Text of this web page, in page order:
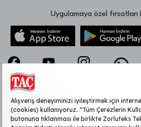
Uygulamaya özel fırsatları
KURUMSAL